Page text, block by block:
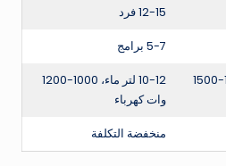
12-15 فرد
5-7 برامج
12-15 لتر ماء، 1200-1500
10-12 لتر ماء، 1000-1200
وات كهرباء
منخفضة التكلفة